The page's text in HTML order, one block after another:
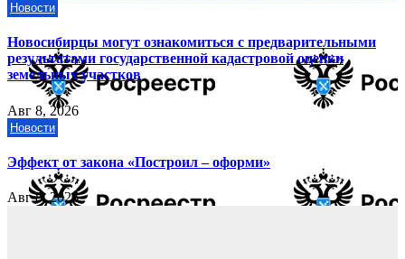
Новости
Новосибирцы могут ознакомиться с предварительными
результатами государственной кадастровой оценки
земельных участков
Авг 8, 2026
Новости
Эффект от закона «Построил – оформи»
Авг 8, 2026